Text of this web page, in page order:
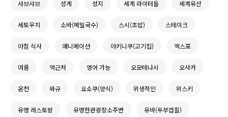
샤브샤브 성게 성지 세계 라이터들 세계유산
세토우치 소바(메밀국수) 스시(초밥) 스테이크
아침 식사 애니메이션 야키니쿠(고기집) 엑스포
여름 역근처 영어 가능 오모테나시 오사카
온천 와규 요쇼쿠(양식) 위생적인 위스키
유명 레스토랑 유명한관광장소주변 유바(두부껍질)